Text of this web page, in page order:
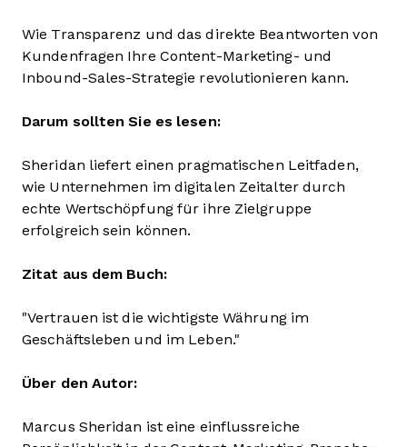
Wie Transparenz und das direkte Beantworten von
Kundenfragen Ihre Content-Marketing- und
Inbound-Sales-Strategie revolutionieren kann.
Darum sollten Sie es lesen:
Sheridan liefert einen pragmatischen Leitfaden,
wie Unternehmen im digitalen Zeitalter durch
echte Wertschöpfung für ihre Zielgruppe
erfolgreich sein können.
Zitat aus dem Buch:
"Vertrauen ist die wichtigste Währung im
Geschäftsleben und im Leben."
Über den Autor:
Marcus Sheridan ist eine einflussreiche